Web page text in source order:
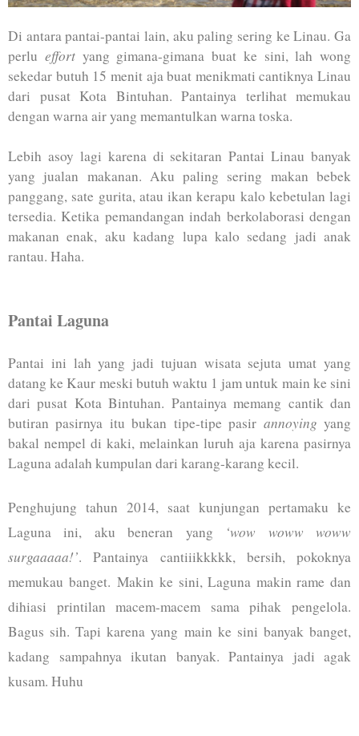
Di antara pantai-pantai lain, aku paling sering ke Linau. Ga
perlu effortyang gimana-gimana buat ke sini, lah wong
sekedar butuh 15 menit aja buat menikmati cantiknya Linau
dari pusat Kota Bintuhan. Pantainya terlihat memukau
dengan warna air yang memantulkan warna toska.
Lebih asoy lagi karena di sekitaran Pantai Linau banyak
yang jualan makanan. Aku paling sering makan bebek
panggang, sate gurita, atau ikan kerapu kalo kebetulan lagi
tersedia. Ketika pemandangan indah berkolaborasi dengan
makanan enak, aku kadang lupa kalo sedang jadi anak
rantau. Haha.
Pantai Laguna
Pantai ini lah yang jadi tujuan wisata sejuta umat yang
datang ke Kaur meski butuh waktu 1 jam untuk main ke sini
dari pusat Kota Bintuhan. Pantainya memang cantik dan
butiran pasirnya itu bukan tipe-tipe pasir annoying yang
bakal nempel di kaki, melainkan luruh aja karena pasirnya
Laguna adalah kumpulan dari karang-karang kecil.
Penghujung tahun 2014, saat kunjungan pertamaku ke
Laguna ini, aku beneran yang
‘wow woww woww
surgaaaaa!’. Pantainya cantiiikkkkk, bersih, pokoknya
memukau banget.Makin ke sini, Laguna makin rame dan
dihiasi printilan macem-macem sama pihak pengelola.
Bagus sih. Tapi karena yang main ke sini banyak banget,
kadang sampahnya ikutan banyak. Pantainya jadi agak
kusam. Huhu